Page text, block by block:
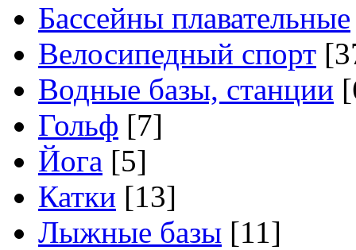
Бассейны плавательные
Велосипедный спорт
Водные базы, станции
Гольф [7]
Йога [5]
Катки [13]
Лыжные базы [11]